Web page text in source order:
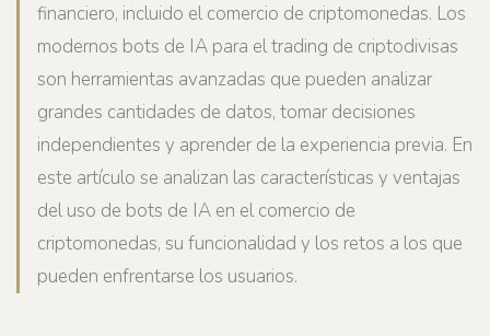
financiero, incluido el comercio de criptomonedas. Los
modernos bots de IA para el trading de criptodivisas
son herramientas avanzadas que pueden analizar
grandes cantidades de datos, tomar decisiones
independientes y aprender de la experiencia previa. En
este artículo se analizan las características y ventajas
del uso de bots de IA en el comercio de
criptomonedas, su funcionalidad y los retos a los que
pueden enfrentarse los usuarios.